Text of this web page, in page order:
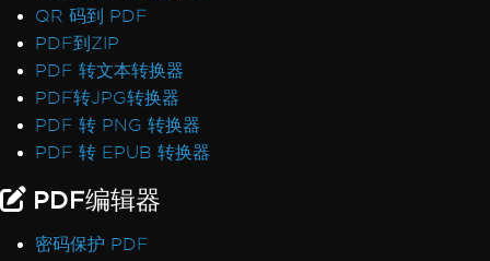
QR 码到 PDF
PDF到ZIP
PDF 转文本转换器
PDF转JPG转换器
PDF 转 PNG 转换器
PDF 转 EPUB 转换器
PDF编辑器
密码保护 PDF